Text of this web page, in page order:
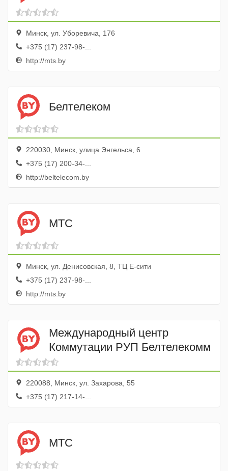
Минск, ул. Уборевича, 176
+375 (17) 237-98-...
http://mts.by
Белтелеком
220030, Минск, улица Энгельса, 6
+375 (17) 200-34-...
http://beltelecom.by
МТС
Минск, ул. Денисовская, 8, ТЦ E-сити
+375 (17) 237-98-...
http://mts.by
Международный центр
Коммутации РУП Белтелекомм
220088, Минск, ул. Захарова, 55
+375 (17) 217-14-...
МТС